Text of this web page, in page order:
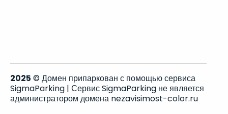
2025 © Домен припаркован с помощью сервиса
SigmaParking | Сервис SigmaParking не является
администратором домена nezavisimost-color.ru